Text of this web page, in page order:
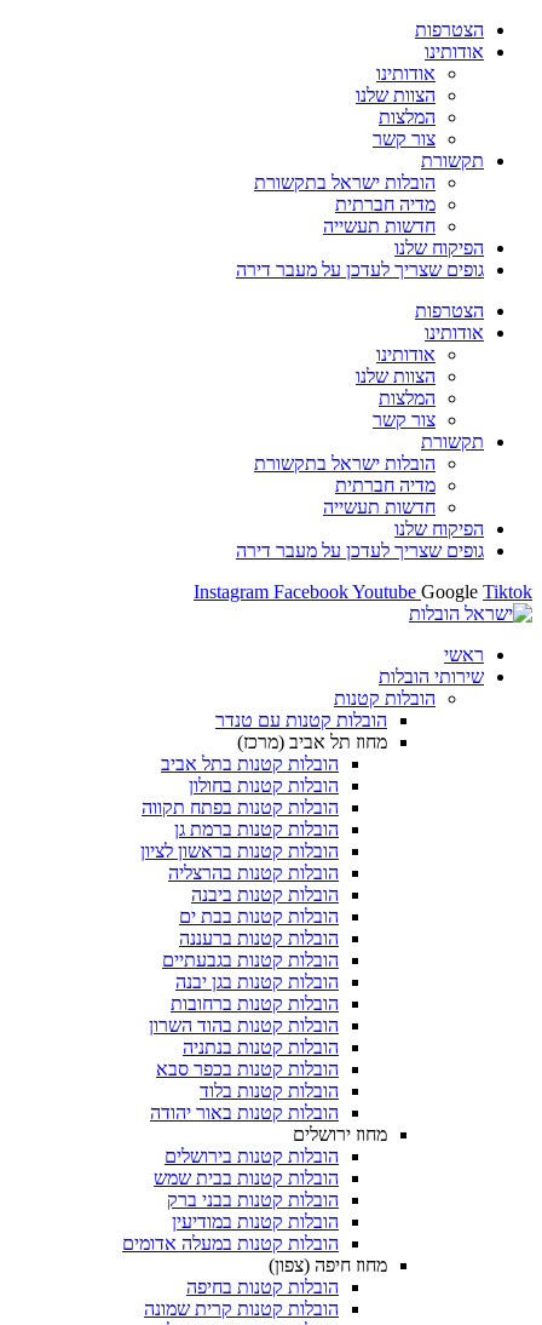
הצטרפות
אודותינו
אודותינו
הצוות שלנו
המלצות
צור קשר
תקשורת
הובלות ישראל בתקשורת
מדיה חברתית
חדשות תעשייה
הפיקוח שלנו
גופים שצריך לעדכן על מעבר דירה
הצטרפות
אודותינו
אודותינו
הצוות שלנו
המלצות
צור קשר
תקשורת
הובלות ישראל בתקשורת
מדיה חברתית
חדשות תעשייה
הפיקוח שלנו
גופים שצריך לעדכן על מעבר דירה
Instagram FacebookYoutube Google Tiktok
ראשי
שירותי הובלות
הובלות קטנות
הובלות קטנות עם טנדר
מחוז תל אביב (מרכז)
הובלות קטנות בתל אביב
הובלות קטנות בחולון​
הובלות קטנות בפתח תקווה
הובלות קטנות ברמת גן
הובלות קטנות בראשון לציון
הובלות קטנות בהרצליה
הובלות קטנות ביבנה
הובלות קטנות בבת ים
הובלות קטנות ברעננה
הובלות קטנות בגבעתיים
הובלות קטנות בגן יבנה
הובלות קטנות ברחובות
הובלות קטנות בהוד השרון
הובלות קטנות בנתניה
הובלות קטנות בכפר סבא
הובלות קטנות בלוד
הובלות קטנות באור יהודה
מחוז ירושלים
הובלות קטנות בירושלים
הובלות קטנות בבית שמש
הובלות קטנות בבני ברק
הובלות קטנות במודיעין
הובלות קטנות במעלה אדומים
מחוז חיפה (צפון)
הובלות קטנות בחיפה
הובלות קטנות קרית שמונה